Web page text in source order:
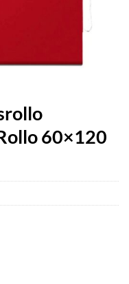
60×120